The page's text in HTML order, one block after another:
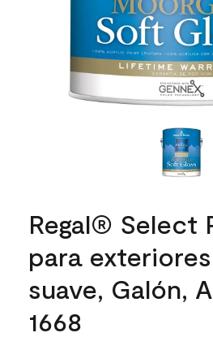
Regal® Select
para
suave, Galón,
1668